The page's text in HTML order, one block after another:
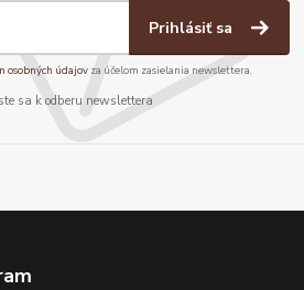
Prihlásiť sa
osobných údajov za účelom zasielania newslettera.
sa k odberu newslettera